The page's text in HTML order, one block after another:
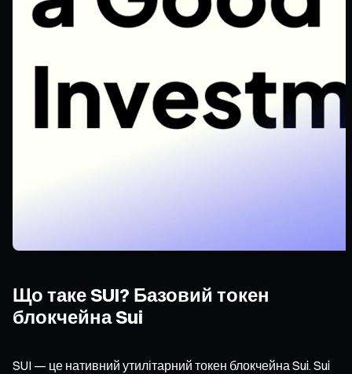
Що таке SUI? Базовий токен
блокчейна Sui
SUI — це нативний утилітарний токен блокчейна Sui. Sui